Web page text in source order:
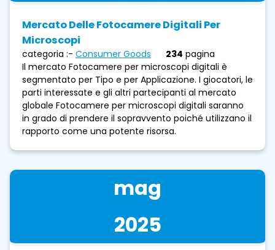
Mercato Delle Fotocamere Digitali Per
Microscopi
categoria :- Consumer Goods 234 pagina
Il mercato Fotocamere per microscopi digitali è
segmentato per Tipo e per Applicazione. I giocatori, le
parti interessate e gli altri partecipanti al mercato
globale Fotocamere per microscopi digitali saranno
in grado di prendere il sopravvento poiché utilizzano il
rapporto come una potente risorsa.
mag
2025